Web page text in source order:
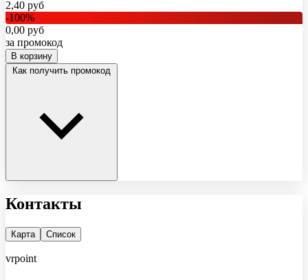
2,40 руб
-100%
0,00 руб
за промокод
В корзину
Как получить промокод
Контакты
Карта Список
vrpoint